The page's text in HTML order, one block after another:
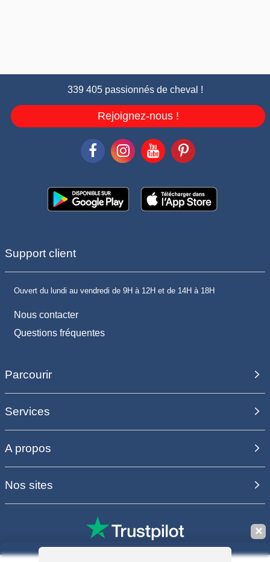
339 405 passionnés de cheval !
Rejoignez-nous !
Support client
Ouvert du lundi au vendredi de 9H à 12H et de 14H à 18H
Nous contacter
Questions fréquentes
Parcourir
Services
A propos
Nos sites
✕